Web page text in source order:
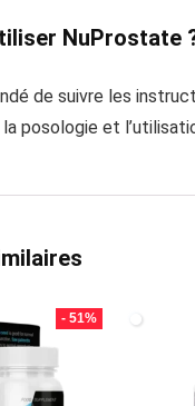
NuProstate
de suivre les
posologie et
- 51%